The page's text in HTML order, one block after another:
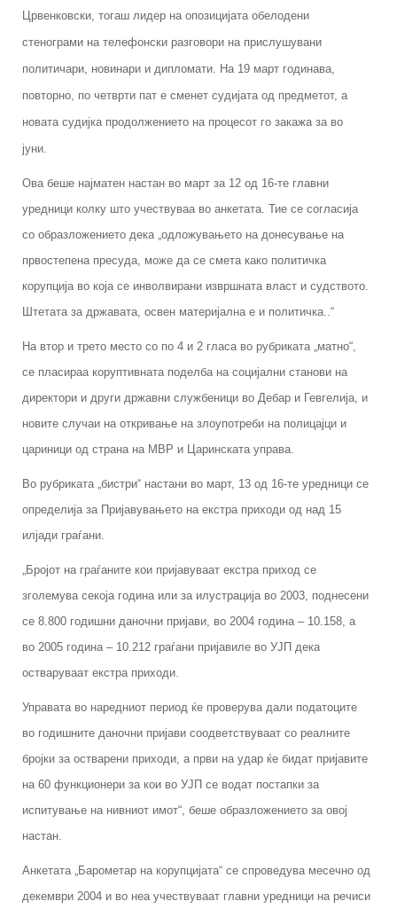
Црвенковски, тогаш лидер на опозицијата обелодени
стенограми на телефонски разговори на прислушувани
политичари, новинари и дипломати. На 19 март годинава,
повторно, по четврти пат е сменет судијата од предметот, а
новата судијка продолжението на процесот го закажа за во
јуни.
Ова беше најматен настан во март за 12 од 16-те главни
уредници колку што учествуваа во анкетата. Тие се согласија
со образложението дека „одложувањето на донесување на
првостепена пресуда, може да се смета како политичка
корупција во која се инволвирани извршната власт и судството.
Штетата за државата, освен материјална е и политичка..“
На втор и трето место со по 4 и 2 гласа во рубриката „матно“,
се пласираа коруптивната поделба на социјални станови на
директори и други државни службеници во Дебар и Гевгелија, и
новите случаи на откривање на злоупотреби на полицајци и
цариници од страна на МВР и Царинската управа.
Во рубриката „бистри“ настани во март, 13 од 16-те уредници се
определија за Пријавувањето на екстра приходи од над 15
илјади граѓани.
„Бројот на граѓаните кои пријавуваат екстра приход се
зголемува секоја година или за илустрација во 2003, поднесени
се 8.800 годишни даночни пријави, во 2004 година – 10.158, а
во 2005 година – 10.212 граѓани пријавиле во УЈП дека
остваруваат екстра приходи.
Управата во наредниот период ќе проверува дали податоците
во годишните даночни пријави соодветствуваат со реалните
бројки за остварени приходи, а први на удар ќе бидат пријавите
на 60 функционери за кои во УЈП се водат постапки за
испитување на нивниот имот“, беше образложението за овој
настан.
Анкетата „Барометар на корупцијата“ се спроведува месечно од
декември 2004 и во неа учествуваат главни уредници на речиси